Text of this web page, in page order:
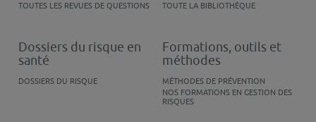
TOUTES LES REVUES DE QUESTIONS TOUTE LA BIBLIOTHÈQUE
Dossiers du risque en
santé
DOSSIERS DU RISQUE
Formations, outils et
méthodes
MÉTHODES DE PRÉVENTION
NOS FORMATIONS EN GESTION DES
RISQUES